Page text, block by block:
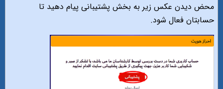
محض دیدن عکس زیر به بخش پشتیبانی پیام دهید تا
حسابتان فعال شود.